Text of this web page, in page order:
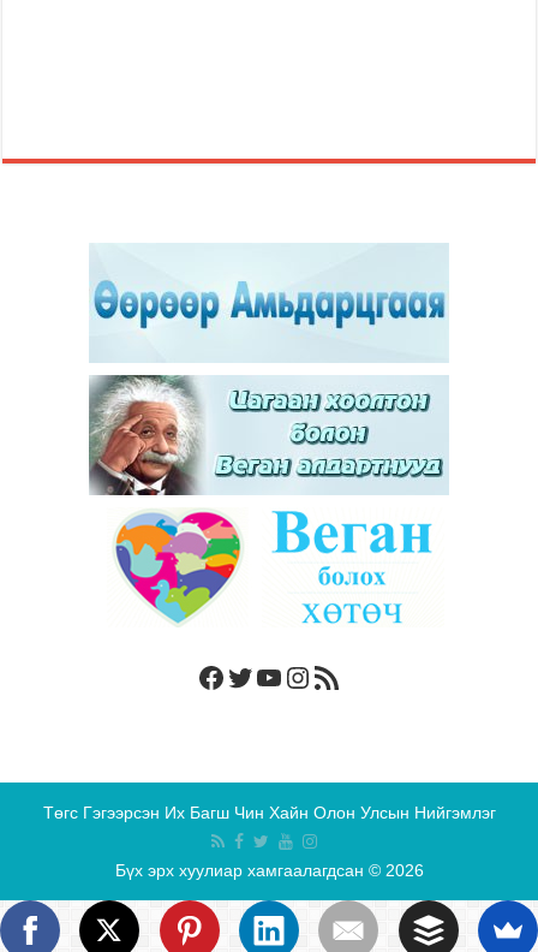
Facebook
Twitter
YouTube
Instagram
RSS Feed
Төгс Гэгээрсэн Их Багш Чин Хайн Олон Улсын Нийгэмлэг
Бүх эрх хуулиар хамгаалагдсан © 2026